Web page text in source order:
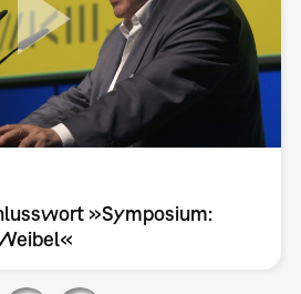
»Symposium: